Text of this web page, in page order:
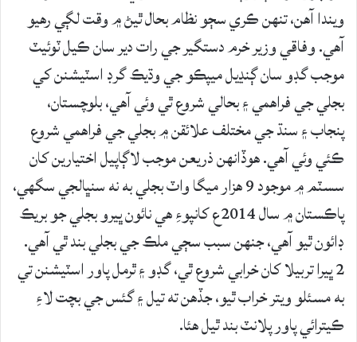
ويندا آهن، تنهن ڪري سڄو نظام بحال ٿيڻ ۾ وقت لڳي رهيو
آهي. وفاقي وزير خرم دستگير جي رات دير سان ڪيل ٽوئيٽ
موجب گڊو سان ڳنڍيل ميپڪو جي وڌيڪ گرڊ اسٽيشنن کي
بجلي جي فراهمي ۽ بحالي شروع ٿي وئي آهي، بلوچستان،
پنجاب ۽ سنڌ جي مختلف علائقن ۾ بجلي جي فراهمي شروع
ڪئي وئي آهي. هوڏانهن ذريعن موجب لاڳاپيل اختيارين کان
سسٽم ۾ موجود 9 هزار ميگا واٽ بجلي به نه سنڀالجي سگهي،
پاڪستان ۾ سال 2014ع کانپوءِ هي نائون ڀيرو بجلي جو بريڪ
ڊائون ٿيو آهي، جنهن سبب سڄي ملڪ جي بجلي بند ٿي آهي.
2 ڀيرا تربيلا کان خرابي شروع ٿي، گڊو ۽ ٿرمل پاور اسٽيشنن تي
به مسئلو ويتر خراب ٿيو، جڏهن ته تيل ۽ گئس جي بچت لاءِ
ڪيترائي پاور پلانٽ بند ٿيل هئا.